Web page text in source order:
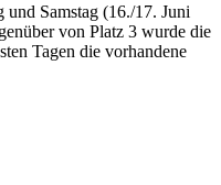
Samstag (16./17. Juni
von Platz 3 wurde die
Tagen die vorhandene